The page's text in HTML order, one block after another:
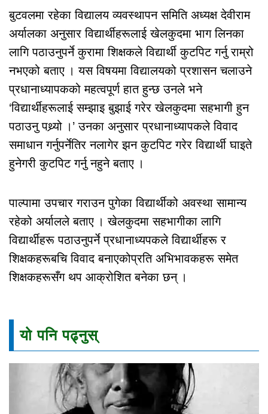
बुटवलमा रहेका विद्यालय व्यवस्थापन समिति अध्यक्ष देवीराम
अर्यालका अनुसार विद्यार्थीहरूलाई खेलकुदमा भाग लिनका
लागि पठाउनुपर्ने कुरामा शिक्षकले विद्यार्थी कुटपिट गर्नु राम्रो
नभएको बताए । यस विषयमा विद्यालयको प्रशासन चलाउने
प्रधानाध्यापकको महत्वपूर्ण हात हुन्छ उनले भने
‘विद्यार्थीहरूलाई सम्झाइ बुझाई गरेर खेलकुदमा सहभागी हुन
पठाउनु पथ्र्यो ।’ उनका अनुसार प्रधानाध्यापकले विवाद
समाधान गर्नुपर्नेतिर नलागेर झन कुटपिट गरेर विद्यार्थी घाइते
हुनेगरी कुटपिट गर्नु नहुने बताए ।
पाल्पामा उपचार गराउन पुगेका विद्यार्थीको अवस्था सामान्य
रहेको अर्यालले बताए । खेलकुदमा सहभागीका लागि
विद्यार्थीहरू पठाउनुपर्ने प्रधानाध्यपकले विद्यार्थीहरू र
शिक्षकहरूबचि विवाद बनाएकोप्रति अभिभावकहरू समेत
शिक्षकहरूसँग थप आक्रोशित बनेका छन् ।
यो पनि पढ्नुस्